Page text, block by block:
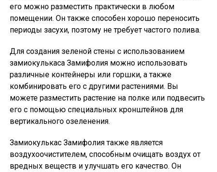
его можно разместить практически в любом
помещении. Он также способен хорошо переносить
периоды засухи, поэтому не требует частого полива.
Для создания зеленой стены с использованием
замиокулькаса Замифолия можно использовать
различные контейнеры или горшки, а также
комбинировать его с другими растениями. Вы
можете разместить растение на полке или подвесить
его с помощью специальных кронштейнов для
вертикального озеленения.
Замиокулькас Замифолия также является
воздухоочистителем, способным очищать воздух от
вредных веществ и улучшать его качество. Он